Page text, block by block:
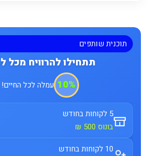
תוכנית שותפים
תתחילו להרוויח מכל
10% עמלה לכל החיים!
5 לקוחות בחודש
בונוס 500 ₪
10 לקוחות בחודש